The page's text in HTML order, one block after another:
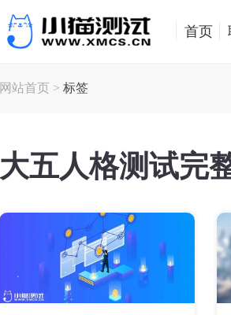
首页
网站首页 >标签
大五人格测试完